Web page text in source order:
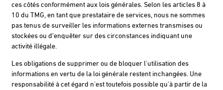
ces côtés conformément aux lois générales. Selon les articles 8 à
10 du TMG, en tant que prestataire de services, nous ne sommes
pas tenus de surveiller les informations externes transmises ou
stockées ou d’enquêter sur des circonstances indiquant une
activité illégale.
Les obligations de supprimer ou de bloquer l'utilisation des
informations en vertu de la loi générale restent inchangées. Une
responsabilité à cet égard n'est toutefois possible qu'à partir de la